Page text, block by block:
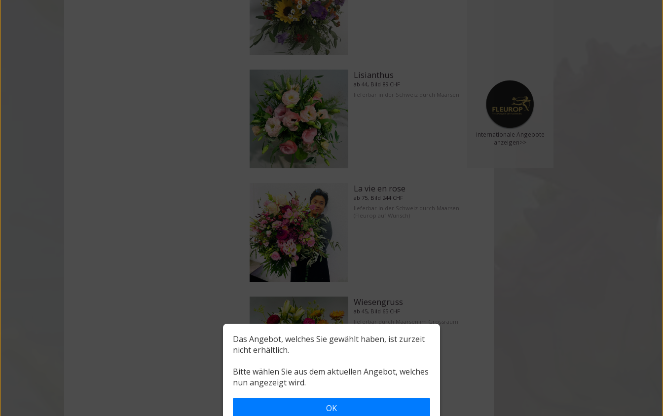
Lisianthus
ab 44, Bild 89 CHF
lieferbar in der Schweiz durch Maarsen
La vie en rose
ab 75, Bild 244 CHF
lieferbar in der Schweiz durch Maarsen
(Fleurop auf Wunsch)
Wiesengruss
ab 45, Bild 65 CHF
lieferbar durch Maarsen im Grossraum
internationale Angebote
anzeigen>>
Das Angebot, welches Sie gewählt haben, ist zurzeit
nicht erhältlich.
Bitte wählen Sie aus dem aktuellen Angebot, welches
nun angezeigt wird.
OK